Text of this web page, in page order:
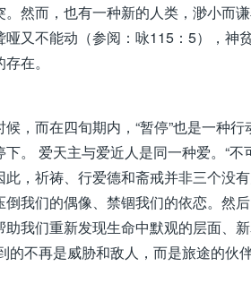
。然而，也有一种新的人类，渺小而
哑又不能动（参阅：咏115：5），神
在。
候，而在四旬期内，“暂停”也是一种
下。 爱天主与爱近人是同一种爱。“
此，祈祷、行爱德和斋戒并非三个没
倒我们的偶像、禁锢我们的依恋。然
助我们重新发现生命中默观的层面、
的不再是威胁和敌人，而是旅途的伙